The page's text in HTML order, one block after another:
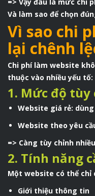
Và làm sao để chọn
Vì sao chi
lại chênh
Chi phí làm website
thuộc vào nhiều yếu tố:
1. Mức độ tùy
Website giá rẻ:
Website theo yêu
=> Càng tùy chỉnh
2. Tính năng
Một website có thể chỉ
Giới thiệu thông tin